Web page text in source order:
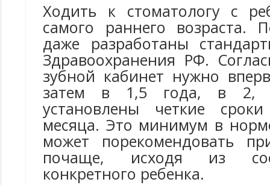
Ходить к стоматологу с
самого раннего возраста.
даже разработаны
Здравоохранения РФ.
зубной кабинет нужно
затем в 1,5 года, в 2,
установлены четкие
месяца. Это минимум в
может порекомендовать
почаще, исходя из
конкретного ребенка.